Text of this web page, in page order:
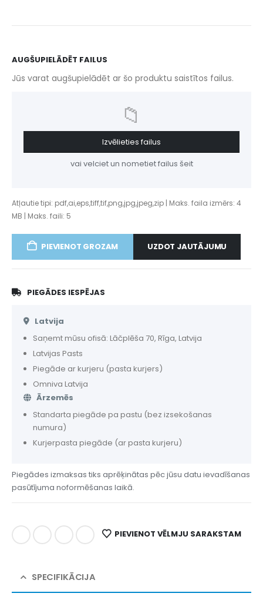
AUGŠUPIELĀDĒT FAILUS
Jūs varat augšupielādēt ar šo produktu saistītos failus.
📁
Izvēlieties failus
vai velciet un nometiet failus šeit
Atļautie tipi: pdf,ai,eps,tiff,tif,png,jpg,jpeg,zip | Maks. faila izmērs: 4
MB | Maks. faili: 5
PIEVIENOT GROZAM UZDOT JAUTĀJUMU
PIEGĀDES IESPĒJAS
Latvija
Saņemt mūsu ofisā: Lāčplēša 70, Rīga, Latvija
Latvijas Pasts
Piegāde ar kurjeru (pasta kurjers)
Omniva Latvija
Ārzemēs
Standarta piegāde pa pastu (bez izsekošanas
numura)
Kurjerpasta piegāde (ar pasta kurjeru)
Piegādes izmaksas tiks aprēķinātas pēc jūsu datu ievadīšanas
pasūtījuma noformēšanas laikā.
PIEVIENOT VĒLMJU SARAKSTAM
SPECIFIKĀCIJA